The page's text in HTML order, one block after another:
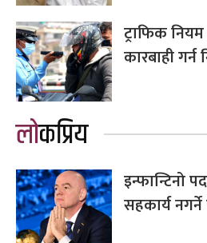
ट्राफिक
कारबाही गर्न
लोकप्रिय
इन्फान्टिनो
सहकार्य